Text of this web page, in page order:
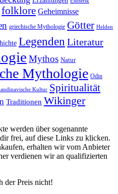
folklore Geheimnisse
griechische Mythologie Götter Helden
Legenden Literatur
Mythos Natur
Mythologie Odin
Kultur Spiritualität
Traditionen Wikinger
werden über sogenannte
frei, auf diese Links zu klicken.
erhalten wir vom Anbieter
verdienen wir an qualifizierten
der Preis nicht!